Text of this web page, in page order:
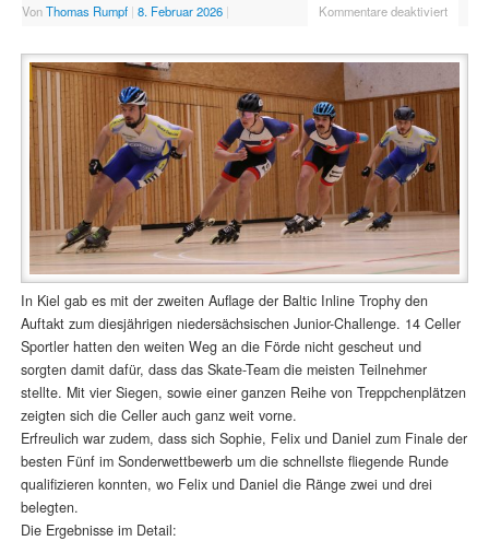
VonThomas Rumpf | 8. Februar 2026 | Kommentare deaktiviert
In Kiel gab es mit der zweiten Auflage der Baltic Inline Trophy den
Auftakt zum diesjährigen niedersächsischen Junior-Challenge. 14 Celler
Sportler hatten den weiten Weg an die Förde nicht gescheut und
sorgten damit dafür, dass das Skate-Team die meisten Teilnehmer
stellte. Mit vier Siegen, sowie einer ganzen Reihe von Treppchenplätzen
zeigten sich die Celler auch ganz weit vorne.
Erfreulich war zudem, dass sich Sophie, Felix und Daniel zum Finale der
besten Fünf im Sonderwettbewerb um die schnellste fliegende Runde
qualifizieren konnten, wo Felix und Daniel die Ränge zwei und drei
belegten.
Die Ergebnisse im Detail: